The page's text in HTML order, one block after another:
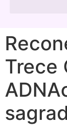
Trece